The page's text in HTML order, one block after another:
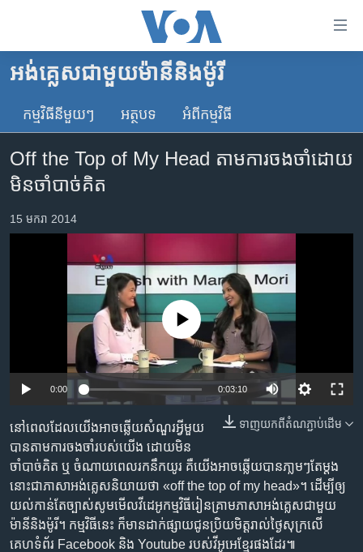
គេហទំព័រ​
ទាក់ទង
និង​
ចូល​
ទំព័រ​
សម្ព័ន្ធ​
និង​
ចូល​
ទៅ​
កាន់​
ទំព័រ​
ស្វែង​
រក
កម្ពុជា
អន្តរជាតិ
ចិន
កម្ពុជាច្នៃប្រតិដ្ឋ
ព្រឹត្តិការណ៍ព័ត៌មាន
វិទ្យុ / ផតខាសថ៍
កម្មវិធីទាំងអស់
Khmer English
បណ្តាញ​សង្គម
ភាសា
អង់គ្លេស​ជាមួយ​ម៉ានី​និង​ម៉ូរី
កម្មវិធី​នីមួយៗ អត្ថបទ​ អំពី​កម្មវិធី​
Off the Top of My Head តាម​ការចងចាំ​ដោយ​
មិន​ចាំបាច់​គិត
15 មករា 2014
No media source currently available
0:00 0:03:10
ទាញ​យក​ពី​តំណភ្ជាប់​ដើម
នៅពេលដែល​យើង​អាច​ឆ្លើយ​សំណួរ​អ្វី​មួយ​
បាន​តាម​ការចងចាំ​របស់​យើង ដោយ​មិន​
ចាំបាច់​គិត ឬ ចំណាយ​ពេល​រក​នឹក​យូរ គឺ​យើង​អាច​ឆ្លើយ​បាន​ភា្លមៗ​តែ​ម្តង
នោះ​ជា​ភាសា​អង់គ្លេស​និយាយ​ថា «off the top of my head»។ ដើម្បី​ឲ្យ​
យល់​កាន់តែ​ច្បាស់​សូម​មើល​វីដេអូ​កម្មវិធី​រៀន​គ្រាម​ភាសា​អង់គ្លេស​ជាមួយ​
ម៉ានី​និង​ម៉ូរី។ កម្មវិធី​នេះ ក៏​មាន​ដាក់​ផ្សាយ​ជូន​ប្រិយមិត្ត​រាល់​ថ្ងៃសុក្រ​លើ​
គេហទំព័រ Facebook និង Youtube របស់​វីអូអេ​ខ្មែរ​ផងដែរ៕